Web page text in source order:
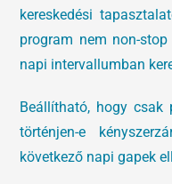
kereskedési
program nem non-
napi intervallumban
Beállítható, hogy csak
történjen-e
következő napi gapek